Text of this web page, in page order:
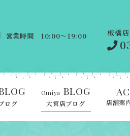
営業時間 10:00～19:00 板橋店
ログ
Omiya BLOG
大宮店ブログ 店舗案